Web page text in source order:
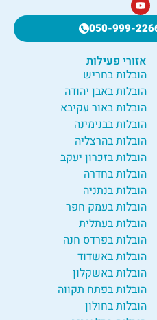
אזורי פעילות
הובלות בחריש
הובלות באבן יהודה
הובלות באור עקיבא
הובלות בבנימינה
הובלות בהרצליה
הובלות בזכרון יעקב
הובלות בחדרה
הובלות בנתניה
הובלות בעמק חפר
הובלות בעתלית
הובלות בפרדס חנה
הובלות באשדוד
הובלות באשקלון
הובלות בפתח תקווה
הובלות בחולון